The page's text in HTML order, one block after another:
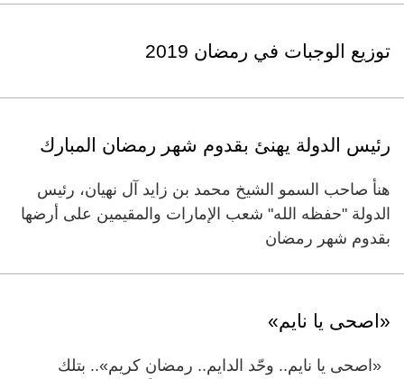
توزيع الوجبات في رمضان 2019
رئيس الدولة يهنئ بقدوم شهر رمضان المبارك
هنأ صاحب السمو الشيخ محمد بن زايد آل نهيان، رئيس
الدولة "حفظه الله" شعب الإمارات والمقيمين على أرضها
بقدوم شهر رمضان
«اصحى يا نايم»
«اصحى يا نايم.. وحّد الدايم.. رمضان كريم».. بتلك